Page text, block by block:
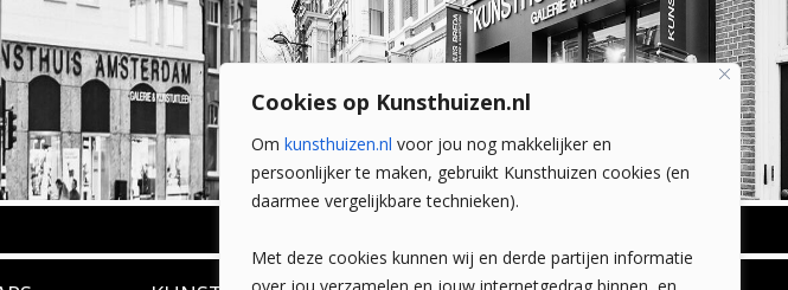
Cookies op Kunsthuizen.nl
Om kunsthuizen.nl voor jou nog makkelijker en
persoonlijker te maken, gebruikt Kunsthuizen cookies (en
daarmee vergelijkbare technieken).
Met deze cookies kunnen wij en derde partijen informatie
Wilhelminastraat 11